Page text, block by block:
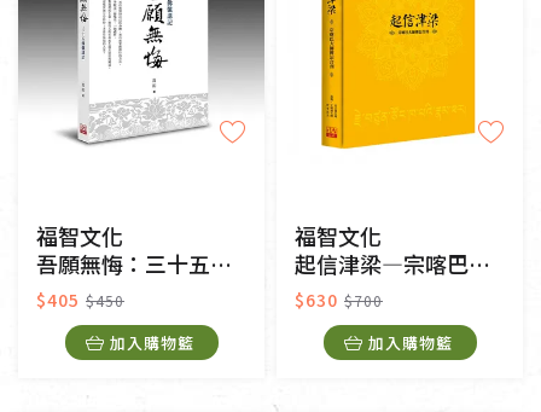
福智文化
吾願無悔：三十五佛懺講記
$405 $450
加入購物籃
福智文化
起信津梁—宗喀巴大師傳記合刊
$630 $700
加入購物籃